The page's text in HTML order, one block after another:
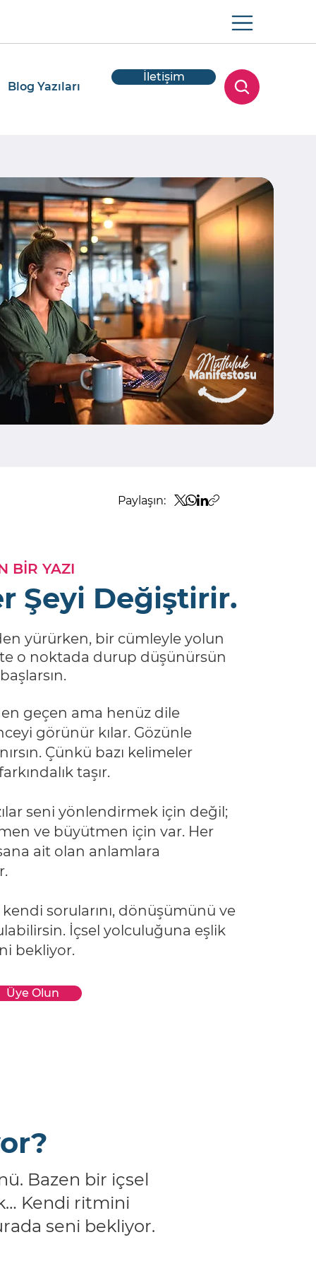
Blog Yazıları
İletişim
Paylaşın:
BİR YAZI
Şeyi Değiştirir.
yürürken, bir cümleyle yolun
o noktada durup düşünürsün
geçen ama henüz dile
görünür kılar. Gözünle
Çünkü bazı kelimeler
taşır.
seni yönlendirmek için değil;
ve büyütmen için var. Her
ait olan anlamlara
kendi sorularını, dönüşümünü ve
İçsel yolculuğuna eşlik
bekliyor.
Üye Olun
Bazen bir içsel
Kendi ritmini
seni bekliyor.